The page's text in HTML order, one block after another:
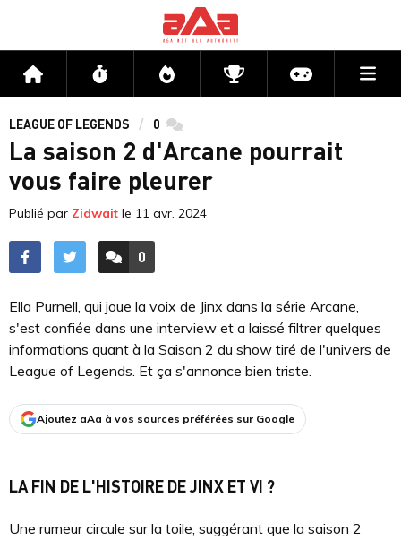
Accueil Flux Directs CompétitionsActu jeux
LEAGUE OF LEGENDS 0 commentaires
La saison 2 d'Arcane pourrait
vous faire pleurer
Publié par Zidwait le 11 avr. 2024
ACCÉDER AUX
0
COMMENTAIRES
Ella Purnell, qui joue la voix de Jinx dans la série Arcane,
s'est confiée dans une interview et a laissé filtrer quelques
informations quant à la Saison 2 du show tiré de l'univers de
League of Legends. Et ça s'annonce bien triste.
Ajoutez aAa à vos sources préférées sur Google
LA FIN DE L'HISTOIRE DE JINX ET VI ?
Une rumeur circule sur la toile, suggérant que la saison 2